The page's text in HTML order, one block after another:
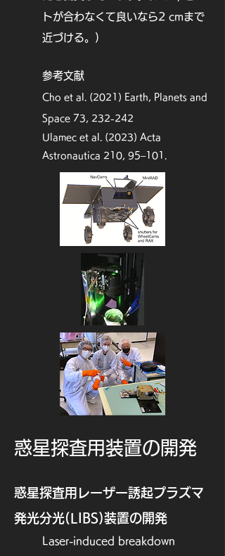
Yamada, M., ... & Sato, M. (2017).
Preflight calibration test results for
optical navigation camera
Hayabusa2 spacecraft. Space
[11] Kouyama, T., Tatsumi, E.,
Yokota, Y., Yumoto, K., Yamada,
M., Honda, R., ... & Sugita, S.
Hayabusa2's optical navigation
cameras (ONCs): Severe effects
from touchdown events. Icarus,
360, 114353.
[10] Lauretta, D. S., Adam, C. D.,
Allen, A. J., Ballouz, R. L., Barnouin,
O. S., Becker, K. J., ... & Yumoto, K.
(2022). Spacecraft sample
collection and subsurface
excavation of asteroid (101955)
Bennu. Science, 377(6603), 285-
[9] Nishiyama, G., Kawamura, T.,
Namiki, N., Fernando, B., Leng, K.,
Onodera, K., ... & Iijima, Y. (2021).
Simulation of seismic wave
propagation on asteroid ryugu
of the hayabusa2 mission: Limited
mass transport by low yield strength
Geophysical Research: Planets,
[8] Sugimoto, C., Tatsumi, E., Cho,
Y., Morota, T., Honda, R.,
トが合わなくて良いなら2 cmまで
近づける。
)
参考文献
Cho et al. (2021) Earth, Planets and
Space 73, 232-242
Ulamec et al. (2023) Acta
Astronautica 210, 95–101.
惑星探査用装置の開発
惑星探査用レーザー誘起プラズマ
発光分光(LIBS)装置の開発
​Laser-induced breakdown